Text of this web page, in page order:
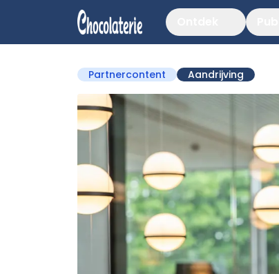
Partnercontent Aandrijving